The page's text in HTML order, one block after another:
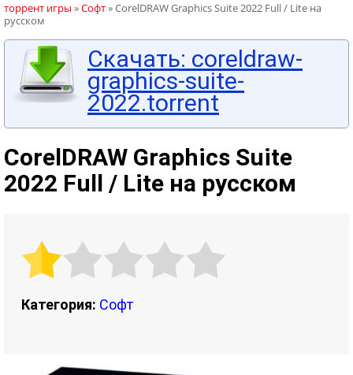
торрент игры »Софт» CorelDRAW Graphics Suite 2022 Full / Lite на
русском
Скачать: coreldraw-
graphics-suite-
2022.torrent
CorelDRAW Graphics Suite
2022 Full / Lite на русском
Категория: Софт